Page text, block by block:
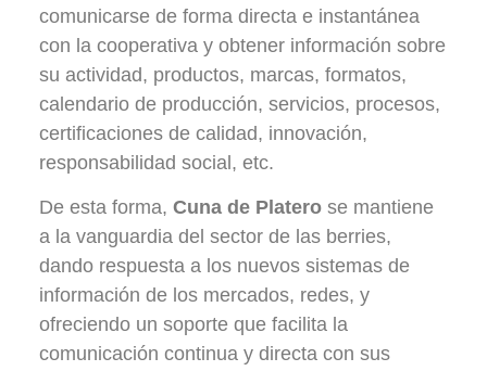
comunicarse de forma directa e instantánea
con la cooperativa y obtener información sobre
su actividad, productos, marcas, formatos,
calendario de producción, servicios, procesos,
certificaciones de calidad, innovación,
responsabilidad social, etc.
De esta forma, Cuna de Platerose mantiene
a la vanguardia del sector de las berries,
dando respuesta a los nuevos sistemas de
información de los mercados, redes, y
ofreciendo un soporte que facilita la
comunicación continua y directa con sus